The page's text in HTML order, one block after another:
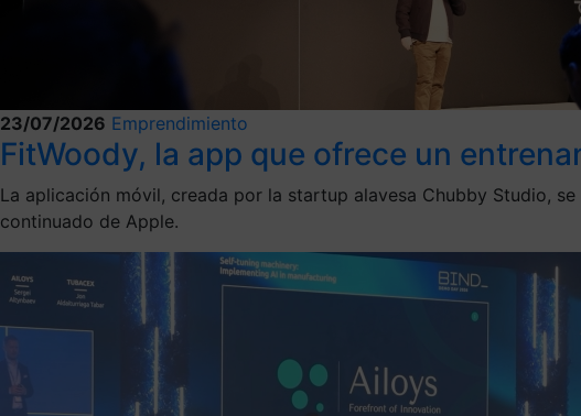
23/07/2026 Emprendimiento
FitWoody, la app que ofrece un
La aplicación móvil, creada por la startup alavesa Chubby Studio,
continuado de Apple.